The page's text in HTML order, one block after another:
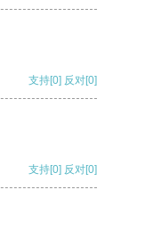
支持[0] 反对[0]
支持[0] 反对[0]